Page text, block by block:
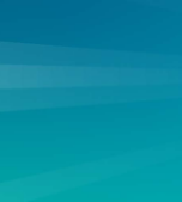
Flug-